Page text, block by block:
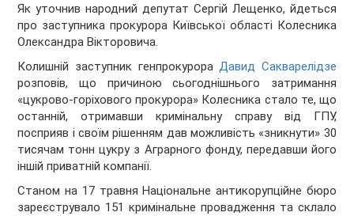
Як уточнив народний депутат Сергій Лещенко, йдеться
про заступника прокурора Київської області Колесника
Олександра Вікторовича.
Колишній заступник генпрокурораДавид Сакварелідзе
розповів, що причиною сьогоднішнього затримання
«цукрово-горіхового прокурора» Колесника стало те, що
останній, отримавши кримінальну справу від ГПУ,
посприяв і своїм рішенням дав можливість «зникнути» 30
тисячам тонн цукру з Аграрного фонду, передавши його
іншій приватній компанії.
Станом на 17 травня Національне антикорупційне бюро
зареєструвало 151 кримінальне провадження та склало